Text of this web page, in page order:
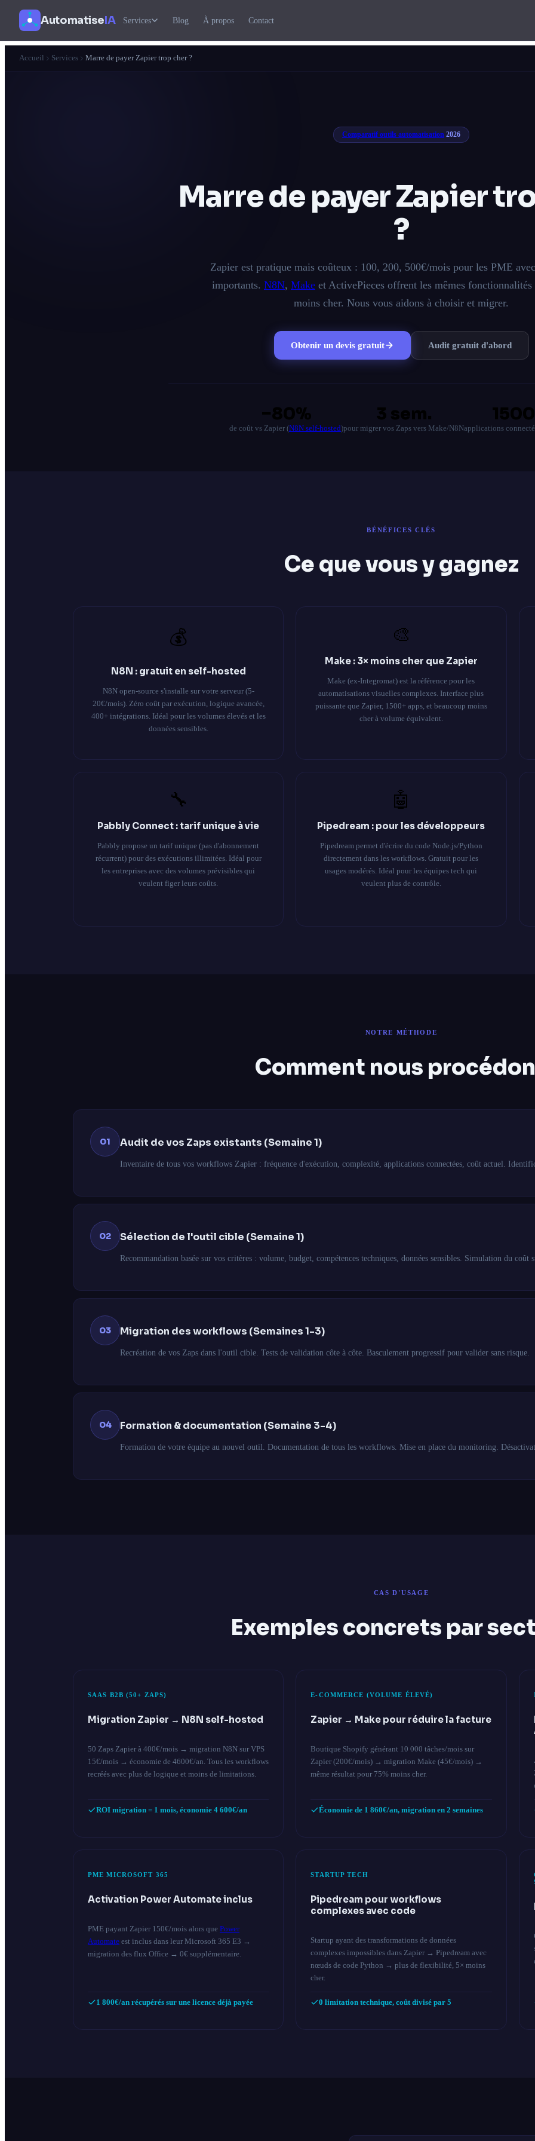
AutomatiseIA Services Blog À propos Contact
Accueil Services Marre de payer Zapier trop cher ?
Comparatif outils automatisation 2026
Marre de payer Zapier
?
Zapier est pratique mais coûteux : 100, 200, 500€/mois pour les PME
importants. N8N, Make et ActivePieces offrent les mêmes
moins cher. Nous vous aidons à choisir et migrer.
Obtenir un devis gratuit Audit gratuit d'abord
−80%
de coût vs Zapier (N8N self-hosted)
3 sem.
pour migrer vos Zaps vers Make/N8Napplications
BÉNÉFICES CLÉS
Ce que vous y gagnez
💰
N8N : gratuit en self-hosted
N8N open-source s'installe sur votre serveur (5-
20€/mois). Zéro coût par exécution, logique avancée,
400+ intégrations. Idéal pour les volumes élevés et les
données sensibles.
🎨
Make : 3× moins cher que Zapier
Make (ex-Integromat) est la référence pour les
automatisations visuelles complexes. Interface plus
puissante que Zapier, 1500+ apps, et beaucoup moins
cher à volume équivalent.
🔧
Pabbly Connect : tarif unique à vie
Pabbly propose un tarif unique (pas d'abonnement
récurrent) pour des exécutions illimitées. Idéal pour
les entreprises avec des volumes prévisibles qui
veulent figer leurs coûts.
🤖
Pipedream : pour les développeurs
Pipedream permet d'écrire du code Node.js/Python
directement dans les workflows. Gratuit pour les
usages modérés. Idéal pour les équipes tech qui
veulent plus de contrôle.
NOTRE MÉTHODE
Comment nous
01 Audit de vos Zaps existants (Semaine 1)
Inventaire de tous vos workflows Zapier : fréquence d'exécution, complexité, applications connectées, coût actuel.
02 Sélection de l'outil cible (Semaine 1)
Recommandation basée sur vos critères : volume, budget, compétences techniques, données sensibles. Simulation du coût
03 Migration des workflows (Semaines 1-3)
Recréation de vos Zaps dans l'outil cible. Tests de validation côte à côte. Basculement progressif pour valider sans risque.
04 Formation & documentation (Semaine 3-4)
Formation de votre équipe au nouvel outil. Documentation de tous les workflows. Mise en place du monitoring.
CAS D'USAGE
Exemples concrets par
SAAS B2B (50+ ZAPS)
Migration Zapier → N8N self-hosted
50 Zaps Zapier à 400€/mois → migration N8N sur VPS
15€/mois → économie de 4600€/an. Tous les workflows
recréés avec plus de logique et moins de limitations.
ROI migration = 1 mois, économie 4 600€/an
E-COMMERCE (VOLUME ÉLEVÉ)
Zapier → Make pour réduire la facture
Boutique Shopify générant 10 000 tâches/mois sur
Zapier (200€/mois) → migration Make (45€/mois) →
même résultat pour 75% moins cher.
Économie de 1 860€/an, migration en 2 semaines
PME MICROSOFT 365
Activation Power Automate inclus
PME payant Zapier 150€/mois alors que Power
Automate est inclus dans leur Microsoft 365 E3 →
migration des flux Office → 0€ supplémentaire.
1 800€/an récupérés sur une licence déjà payée
STARTUP TECH
Pipedream pour workflows
complexes avec code
Startup ayant des transformations de données
complexes impossibles dans Zapier → Pipedream avec
nœuds de code Python → plus de flexibilité, 5× moins
cher.
0 limitation technique, coût divisé par 5